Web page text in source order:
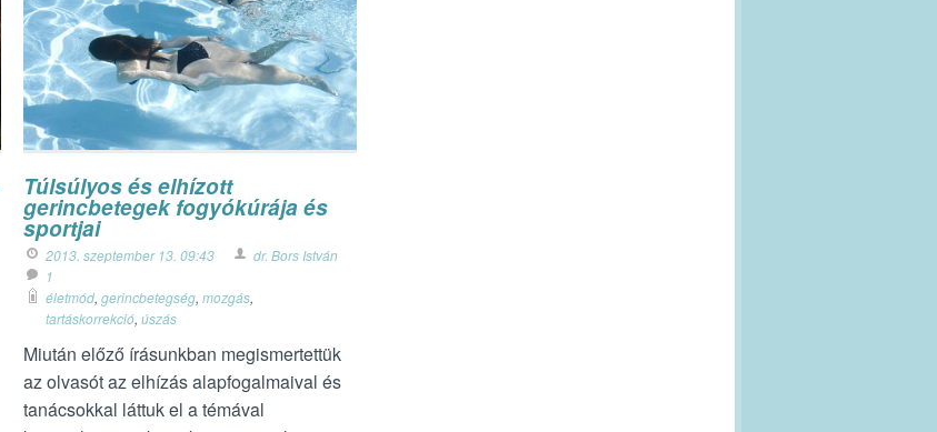
Túlsúlyos és elhízott
gerincbetegek fogyókúrája és
sportjai
2013. szeptember 13. 09:43
dr. Bors István
1
életmód, gerincbetegség, mozgás,
tartáskorrekció, úszás
Miután előző írásunkban megismertettük
az olvasót az elhízás alapfogalmaival és
tanácsokkal láttuk el a témával